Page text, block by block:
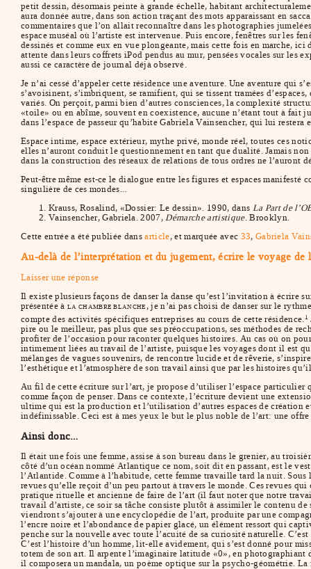
petit dessin, désormais peinte à grande échelle, habitant
aura donnée autre, dans son action traçant des mots apparaissant en
commentaires que l’on allait reconnaître dans les photographies
espace muséal où l’artiste est intervenue. Puis encore, fenêtres sur les
dessinés et comme eux en vue plongeante, mais cette fois en marche,
attente dans leurs coffrets iPod pendus au mur, pensées vocales sur les
aussi ce caractère de journal déjà observé.
Je n’ai cessé d’appeler cette résidence une aventure. Une aventure qui
s’avoisinent, s’imbriquent, se ramifient, qui se tissent tramées
variés. On perçoit, parmi bien d’autres consciences, la complexité
«toile» ou en abîme, souvent en coexistence, aucune n’étant tout à fait
dans l’espace de passeur qu’habite Gabriela Vainsencher, qui lui restera
Espace intime, espace extérieur, mythe privé, monde réel, toutes ces
elles n’auront conduit le questionnement en tant que dualité. Jamais
dans la construction des réseaux de relations de tous ordres ne l’auront
Peut-être même est-ce le dialogue entre les figures et espaces
singulière de ces mondes…
Krauss, Rosalind, «Dossier: Le dessin». 1990, dans La Part de
Vainsencher, Gabriela. 2007, Démarche artistique. Brooklyn.
Cette entrée a été publiée dansarticle, et marquée avec 33, Gabriela
Au-delà de l’interprétation et du jugement, écrire le voyage de
Laisser une réponse
Il existe plusieurs façons de danser la danse qu’est l’invitation à écrire
présentée à LA CHAMBRE BLANCHE
, je n’ai pas choisi de danser sur le
compte des activités spécifiques entreprises au cours de cette résidence. 1
pire ou le meilleur, pas plus que ses préoccupations, ses méthodes de
profiter de l’occasion pour raconter quelques histoires. Au cas où on
intimement liées au travail de l’artiste, puisque les voyages dont il est
mélanges de vagues souvenirs, de rencontre lucide et de rêverie,
l’esthétique et l’atmosphère de son travail ainsi que par les histoires
Au fil de cette écriture sur l’art, je propose d’utiliser l’espace
comme façon de penser. Dans ce contexte, l’écriture devient une
ultime qui est la production et l’utilisation d’autres espaces de création
indéfinissable. Ceci est à mes yeux le but le plus noble de l’art: une
Ainsi donc…
Il était une fois une femme, assise à son bureau dans le grenier, au
côté d’un océan nommé Atlantique ce nom, soit dit en passant, est le
l’Atlantide. Comme à l’habitude, cette femme travaille tard la nuit. Sous
revues qu’elle reçoit d’un peu partout à travers le monde. Ces revues
pratique rituelle et ancienne de faire de l’art (il faut noter que notre
travail d’artiste, ce soir sa tâche consiste plutôt à assimiler le contenu
viendront s’ajouter à une encyclopédie de l’art, produite par une
l’encre noire et l’abondance de papier glacé, un élément ressort qui
penche sur la nouvelle avec toute l’acuité de sa curiosité naturelle.
C’est l’histoire d’un homme, lit-elle avidement, qui s’est donné pour
totem de son art. Il arpente l’imaginaire latitude «0», en photographiant
il composera un mandala, un poème optique sur la psycho-géométrie.